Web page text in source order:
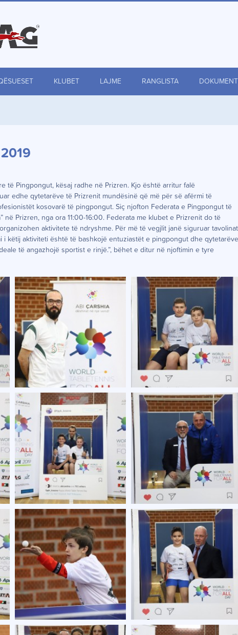
KLUBET LAJME RANGLISTA
të Pingpongut, kësaj radhe në Prizren. Kjo është arritur falë
edhe qytetarëve të Prizrenit mundësinë që më për së afërmi të
kosovarë të pingpongut. Siç njofton Federata e Pingpongut të
Prizren, nga ora 11:00-16:00. Federata me klubet e Prizrenit do të
aktivitete të ndryshme. Për më të vegjlit janë siguruar tavolinat
këtij aktiviteti është të bashkojë entuziastët e pingpongut dhe qytetarëve
të angazhojë sportist e rinjë.”, bëhet e ditur në njoftimin e tyre